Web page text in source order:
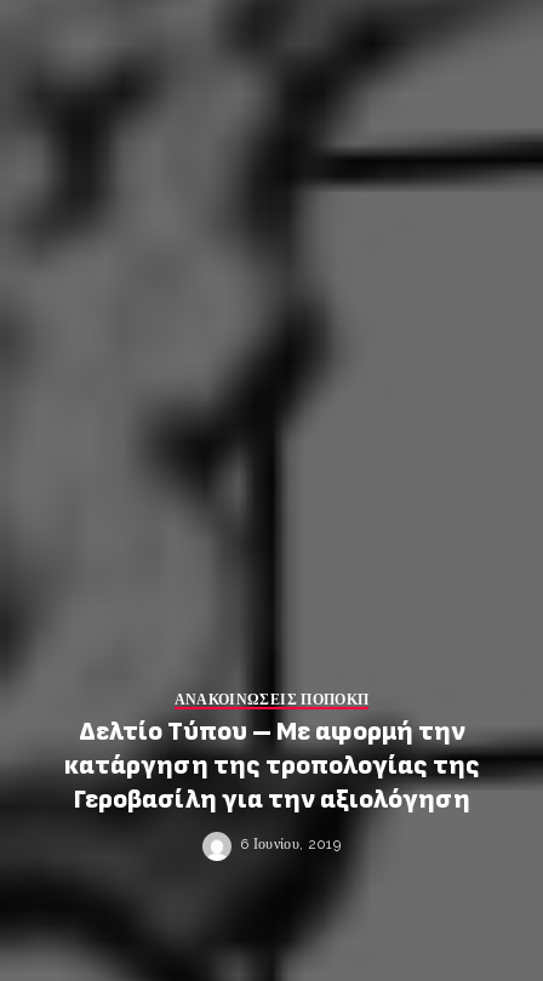
ΑΝΑΚΟΙΝΩΣΕΙΣ ΠΟΠΟΚΠ
Δελτίο Τύπου – Με αφορμή την
κατάργηση της τροπολογίας της
Γεροβασίλη για την αξιολόγηση
6 Ιουνίου, 2019